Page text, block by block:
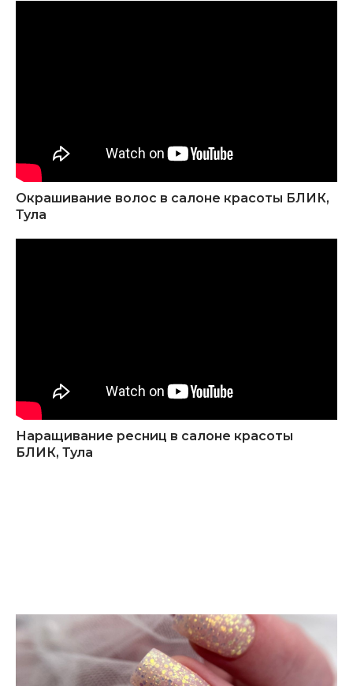
Окрашивание волос в салоне красоты БЛИК,
Тула
Наращивание ресниц в салоне красоты
БЛИК, Тула